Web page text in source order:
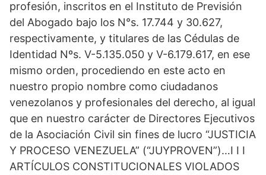
profesión, inscritos en el Instituto de Previsión
del Abogado bajo los N°s. 17.744 y 30.627,
respectivamente, y titulares de las Cédulas de
Identidad Nºs. V-5.135.050 y V-6.179.617, en ese
mismo orden, procediendo en este acto en
nuestro propio nombre como ciudadanos
venezolanos y profesionales del derecho, al igual
que en nuestro carácter de Directores Ejecutivos
de la Asociación Civil sin fines de lucro “JUSTICIA
Y PROCESO VENEZUELA” (“JUYPROVEN”)…I I I
ARTÍCULOS CONSTITUCIONALES VIOLADOS